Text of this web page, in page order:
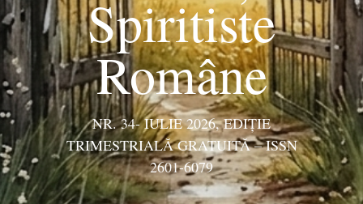
Spiritiste
Române
NR. 34- IULIE 2026, EDIŢIE
TRIMESTRIALĂ GRATUITĂ – ISSN
2601-6079